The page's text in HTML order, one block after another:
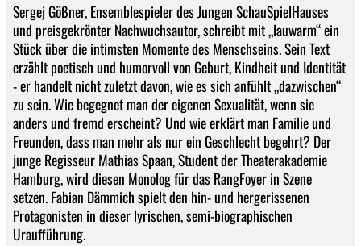
Sergej Gößner, Ensemblespieler des Jungen SchauSpielHauses
und preisgekrönter Nachwuchsautor, schreibt mit „lauwarm“ ein
Stück über die intimsten Momente des Menschseins. Sein Text
erzählt poetisch und humorvoll von Geburt, Kindheit und Identität
- er handelt nicht zuletzt davon, wie es sich anfühlt „dazwischen“
zu sein. Wie begegnet man der eigenen Sexualität, wenn sie
anders und fremd erscheint? Und wie erklärt man Familie und
Freunden, dass man mehr als nur ein Geschlecht begehrt? Der
junge Regisseur Mathias Spaan, Student der Theaterakademie
Hamburg, wird diesen Monolog für das RangFoyer in Szene
setzen. Fabian Dämmich spielt den hin- und hergerissenen
Protagonisten in dieser lyrischen, semi-biographischen
Uraufführung.